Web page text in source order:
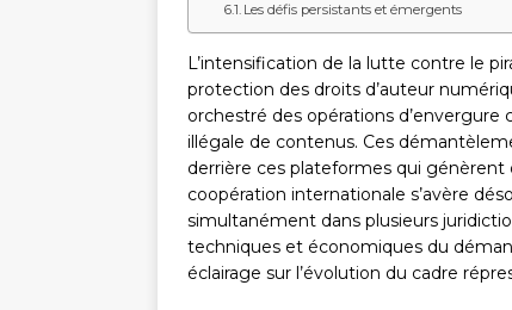
Les défis persistants et émergents
L’intensification de la lutte contre le
protection des droits d’auteur
orchestré des opérations
illégale de contenus. Ces
derrière ces plateformes qui
coopération internationale s’avère
simultanément dans plusieurs
techniques et économiques du
éclairage sur l’évolution du cadre